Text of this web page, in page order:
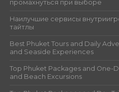
промахнуться при выборе
Наилучшие сервисы
тайтлы
Best Phuket Tours and Daily
and Seaside Experiences
Top Phuket Packages and One-
and Beach Excursions